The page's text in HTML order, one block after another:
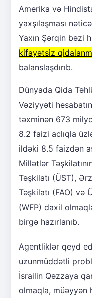
Amerika və
yaxşılaşması
Yaxın Şərqin bəzi
kifayətsiz
balanslaşdırıb.
Dünyada Qida
Vəziyyəti
təxminən 673
8.2 faizi aclıqla
ildəki 8.5 faizdən
Millətlər
Təşkilatı (ÜST),
Təşkilatı (FAO) və
(WFP) daxil
birgə hazırlanıb.
Agentliklər qeyd
uzunmüddətli
İsrailin Qəzzaya
olmaqla, müəyyən